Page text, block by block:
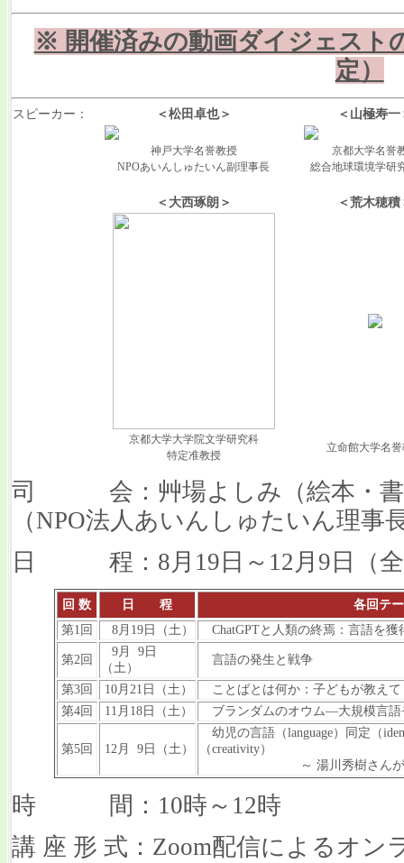
※ 開催済みの動画ダイジェスト
定）
スピーカー： ＜松田卓也＞ ＜山極寿一
神戸大学名誉教授
NPOあいんしゅたいん副理事長
京都大学名誉
総合地球環境学研
＜大西琢朗＞ ＜荒木穂積
京都大学大学院文学研究科
特定准教授
立命館大学名
司 会：艸場よしみ（絵本・書
（NPO法人あいんしゅたいん理事
日 程：8月19日～12月9日（全
回 数 日 程
各回テ
第1回
8月19日（土） ChatGPTと人類の終焉：言語を獲
第2回
9月 9日
（土）
言語の発生と戦争
第3回 10月21日（土）
ことばとは何か：子どもが教えて
第4回
11月18日（土） ブランダムのオウム―大規模言語
第5回 12月 9日（土）
幼児の言語（language）同定（
（creativity）
～ 湯川秀樹さんが示
時 間：10時～12時
講 座 形 式：Zoom配信によるオン